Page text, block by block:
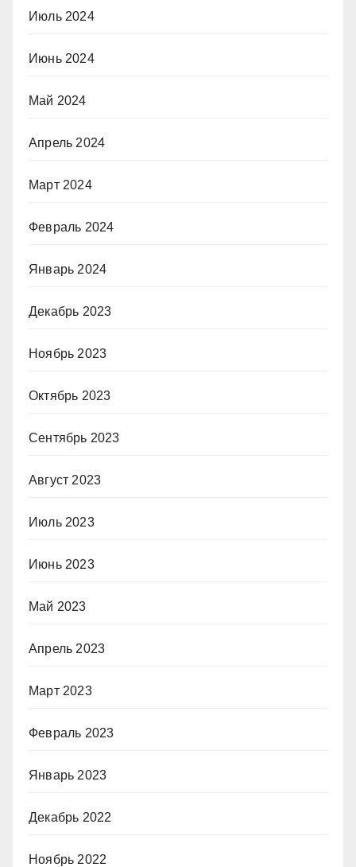
Июль 2024
Июнь 2024
Май 2024
Апрель 2024
Март 2024
Февраль 2024
Январь 2024
Декабрь 2023
Ноябрь 2023
Октябрь 2023
Сентябрь 2023
Август 2023
Июль 2023
Июнь 2023
Май 2023
Апрель 2023
Март 2023
Февраль 2023
Январь 2023
Декабрь 2022
Ноябрь 2022